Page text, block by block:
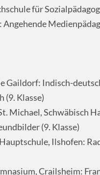
für
Angehende
Gaildorf: Indisch-
(9. Klasse)
Michael, Schwäbisch
(9. Klasse)
Ilshofen:
Crailsheim: